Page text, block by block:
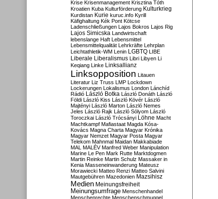
Krise Krisenmanagement Krisztina Tóth
Kroatien Kuba Kulturförderung Kulturkrieg
Kurdistan Kurie kuruc.info Kyrill
Käfighaltung Kék Pont Kötcse
Ladenschließungen Lajos Bokros Lajos Rig
Lajos Simicska Landwirtschaft
lebenslange Haft Lebensmittel
Lebensmittelqualität Lehrkräfte Lehrplan
Leichtathletik-WM Lenin LGBTQ LIBE
Liberale Liberalismus Libri Libyen Li
Keqiang Linke Linksallianz
Linksopposition Litauen
Literatur Liz Truss LMP Lockdown
Lockerungen Lokalismus London Lánchíd
Rádió
László Botka László Donáth László
Földi László Kiss László Kövér László
Majtényi László Marton László Nemes
Jeles László Rajk László Sólyom László
Toroczkai László Trócsányi Löhne Macht
Machtkampf Mafiastaat Magda Kósa-
Kovács Magna Charta Magyar Krónika
Magyar Nemzet Magyar Posta Magyar
Telekom Mahnmal Maidan Makkabiade
MAL MALÉV Manfred Weber Manipulation
Marine Le Pen Mark Rutte Marktdogmen
Martin Reinke Martin Schulz Massaker in
Kenia Masseneinwanderung Mateusz
Morawiecki Matteo Renzi Matteo Salvini
Mautgebühren Mazedonien Mazsihisz
Medien Meinungsfreiheit
Meinungsumfrage Menschenhandel
Menschenrechte Menschenschmuggel